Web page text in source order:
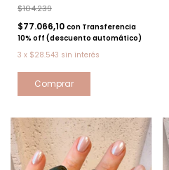
$104.239
$77.066,10 con Transferencia
10% off (descuento automático)
3 x $28.543 sin interés